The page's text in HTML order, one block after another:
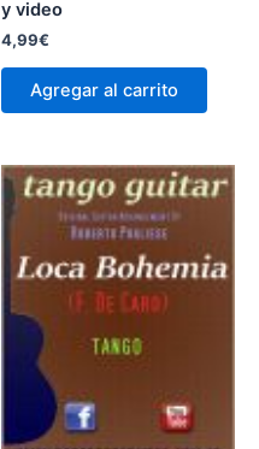
y video
4,99€
Agregar al carrito